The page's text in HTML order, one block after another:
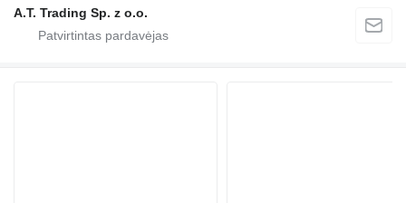
A.T. Trading Sp. z o.o.